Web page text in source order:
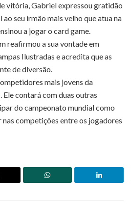
vitória, Gabriel expressou gratidão
ao seu irmão mais velho que atua na
a jogar o card game.
reafirmou a sua vontade em
Ilustradas e acredita que as
de diversão.
mais jovens da
Ele contará com duas outras
do campeonato mundial como
nas competições entre os jogadores